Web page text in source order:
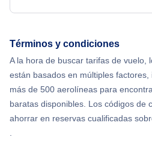
Flights from Shanghai to Nueva
Flights from Delhi to Nueva York
Flights from Chicago to Delhi
Términos y condiciones
A la hora de buscar tarifas de vuelo,
están basados en múltiples
más de 500 aerolíneas para
baratas disponibles. Los códigos de
ahorrar en reservas cualificadas
.